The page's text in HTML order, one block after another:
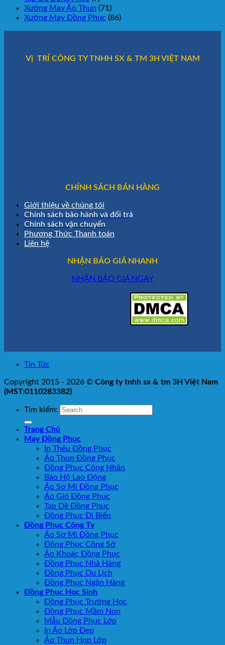
Xưởng May Áo Thun (71)
Xưởng May Đồng Phục (86)
Vị TRÍ CÔNG TY TNHH SX & TM 3H VIỆT NAM
CHÍNH SÁCH BÁN HÀNG
Giới thiệu về chúng tôi
Chính sách bảo hành và đổi trả
Chính sách vận chuyển
Phương Thức Thanh toán
Liên hệ
NHẬN BÁO GIÁ NHANH
NHẬN BÁO GIÁ NGAY
Tin Tức
Copyright 2015 - 2026 © Công ty tnhh sx & tm 3H Việt Nam
(MST:0110283382)
Tìm kiếm:
Trang Chủ
May Đồng Phục
In Thêu Đồng Phục
Áo Thun Đồng Phục
Đồng Phục Công Nhân
Bảo Hộ Lao Động
Áo Sơ Mi Đồng Phục
Áo Gió Đồng Phục
Tạp Dề Đồng Phục
Đồng Phục Đi Biển
Đồng Phục Công Ty
Áo Sơ Mi Đồng Phục
Đồng Phục Công Sở
Áo Khoác Đồng Phục
Đồng Phục Nhà Hàng
Đồng Phục Du Lịch
Đồng Phục Ngân Hàng
Đồng Phục Học Sinh
Đồng Phục Trường Học
Đồng Phục Mầm Non
Mẫu Đồng Phục Lớp
In Áo Lớp Đẹp
Áo Thun Họp Lớp